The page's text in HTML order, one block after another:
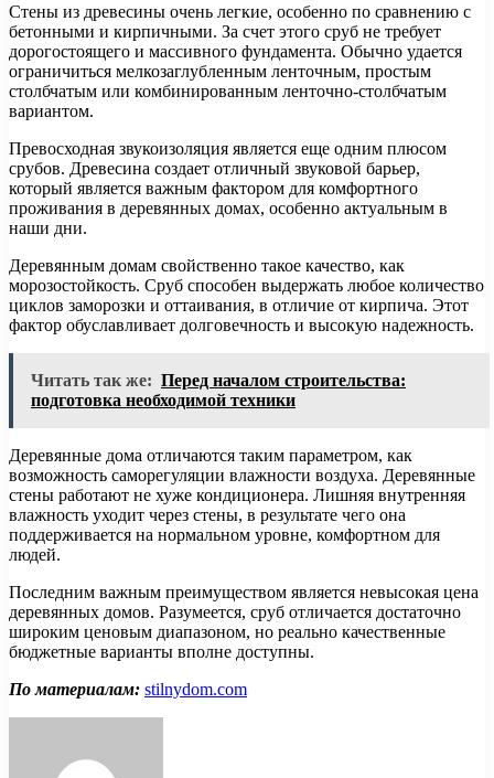
Стены из древесины очень легкие, особенно по сравнению с
бетонными и кирпичными. За счет этого сруб не требует
дорогостоящего и массивного фундамента. Обычно удается
ограничиться мелкозаглубленным ленточным, простым
столбчатым или комбинированным ленточно-столбчатым
вариантом.
Превосходная звукоизоляция является еще одним плюсом
срубов. Древесина создает отличный звуковой барьер,
который является важным фактором для комфортного
проживания в деревянных домах, особенно актуальным в
наши дни.
Деревянным домам свойственно такое качество, как
морозостойкость. Сруб способен выдержать любое количество
циклов заморозки и оттаивания, в отличие от кирпича. Этот
фактор обуславливает долговечность и высокую надежность.
Читать так же: Перед началом строительства:
подготовка необходимой техники
Деревянные дома отличаются таким параметром, как
возможность саморегуляции влажности воздуха. Деревянные
стены работают не хуже кондиционера. Лишняя внутренняя
влажность уходит через стены, в результате чего она
поддерживается на нормальном уровне, комфортном для
людей.
Последним важным преимуществом является невысокая цена
деревянных домов. Разумеется, сруб отличается достаточно
широким ценовым диапазоном, но реально качественные
бюджетные варианты вполне доступны.
По материалам: stilnydom.com